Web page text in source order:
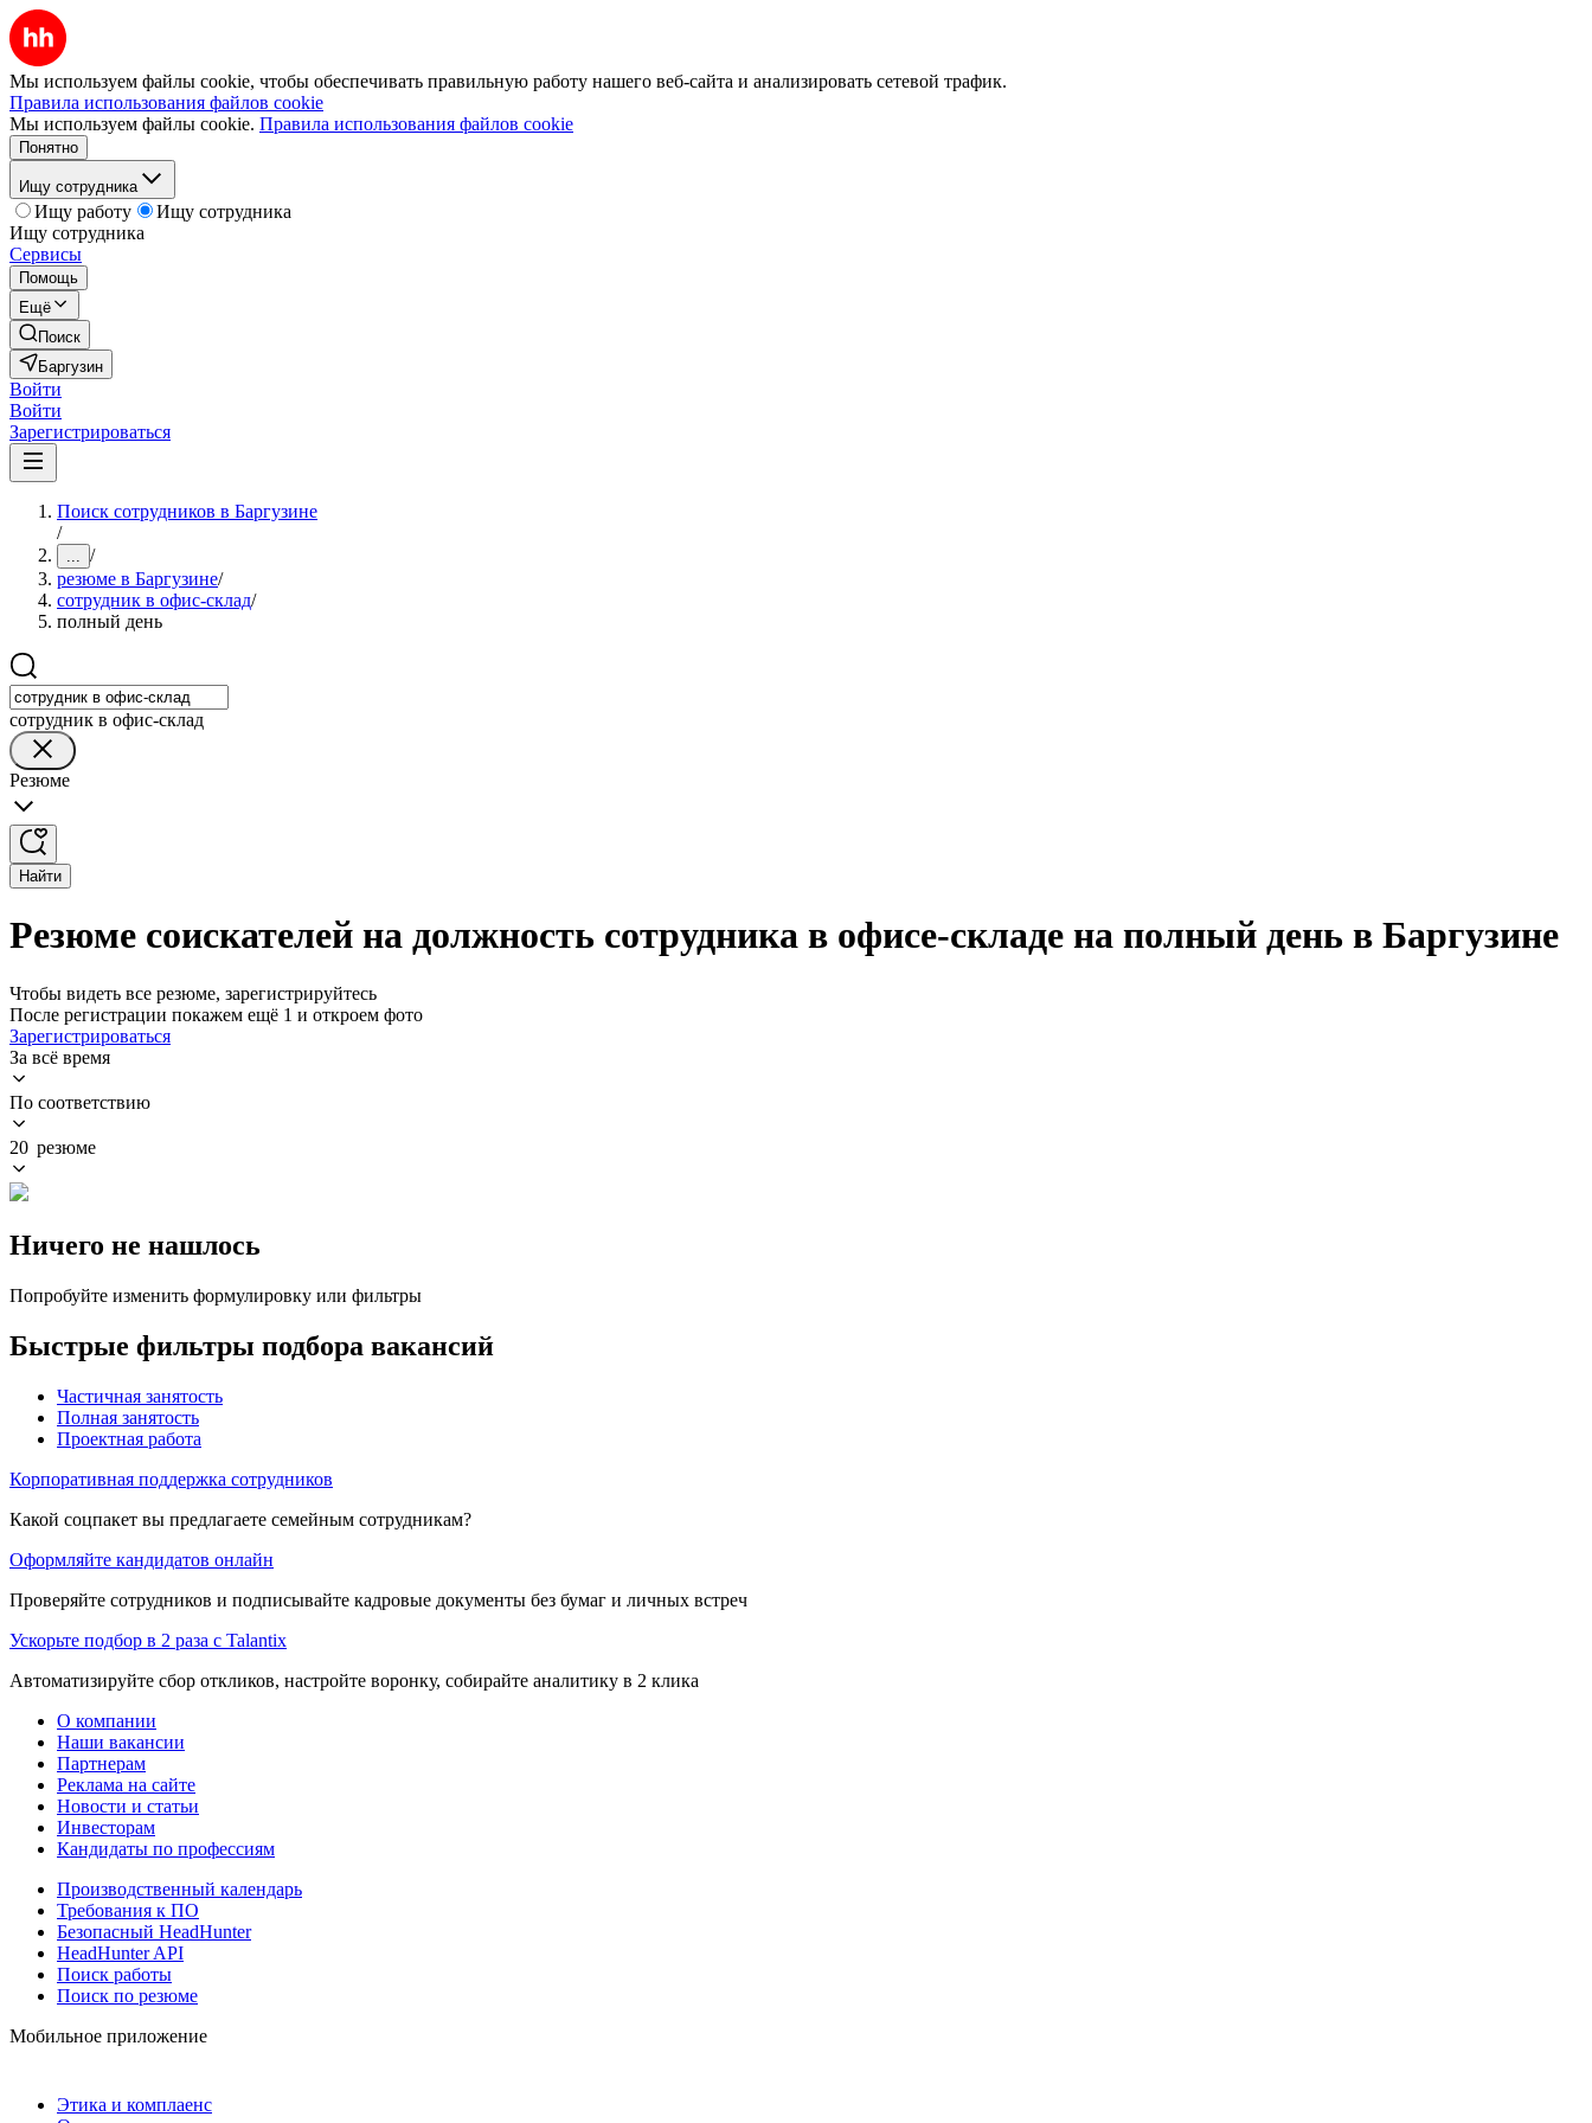
Мы используем файлы cookie, чтобы обеспечивать правильную работу нашего веб-сайта и анализировать сетевой трафик.
Правила использования файлов cookie
Мы используем файлы cookie. Правила использования файлов cookie
Понятно
Ищу сотрудника
Ищу работу
Ищу сотрудника
Ищу сотрудника
Сервисы
Помощь
Ещё
Поиск
Баргузин
Войти
Войти
Зарегистрироваться
Поиск сотрудников в Баргузине
/
... /
резюме в Баргузине/
сотрудник в офис-склад/
полный день
сотрудник в офис-склад
Резюме
Найти
Резюме соискателей на должность сотрудника в офисе-складе на полный день в Баргузине
Чтобы видеть все резюме, зарегистрируйтесь
После регистрации покажем ещё 1 и откроем фото
Зарегистрироваться
За всё время
По соответствию
20 резюме
Ничего не нашлось
Попробуйте изменить формулировку или фильтры
Быстрые фильтры подбора вакансий
Частичная занятость
Полная занятость
Проектная работа
Корпоративная поддержка сотрудников
Какой соцпакет вы предлагаете семейным сотрудникам?
Оформляйте кандидатов онлайн
Проверяйте сотрудников и подписывайте кадровые документы без бумаг и личных встреч
Ускорьте подбор в 2 раза с Talantix
Автоматизируйте сбор откликов, настройте воронку, собирайте аналитику в 2 клика
О компании
Наши вакансии
Партнерам
Реклама на сайте
Новости и статьи
Инвесторам
Кандидаты по профессиям
Производственный календарь
Требования к ПО
Безопасный HeadHunter
HeadHunter API
Поиск работы
Поиск по резюме
Мобильное приложение
Этика и комплаенс